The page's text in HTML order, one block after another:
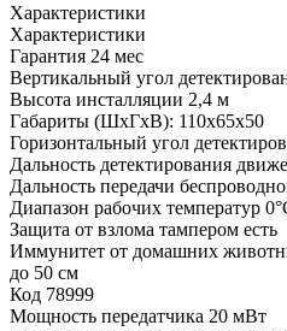
Характеристики
Характеристики
Гарантия 24 мес
Вертикальный угол
Высота инсталляции 2,4 м
Габариты (ШхГхВ): 110х65x50
Горизонтальный угол
Дальность детектирования
Дальность передачи
Диапазон рабочих температур
Защита от взлома тампером есть
Иммунитет от домашних
до 50 см
Код 78999
Мощность передатчика 20 мВт